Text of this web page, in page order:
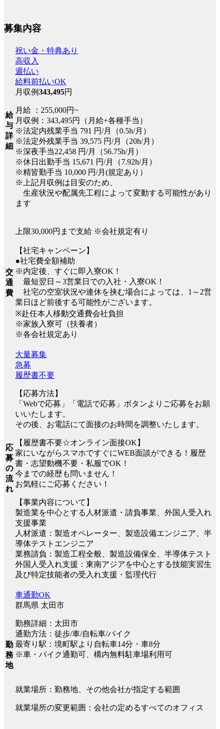
募集内容
給
与
詳
細
祝い金・特典あり
高収入
週払い
給料前払いOK
月収例343,495円
月給 ：255,000円~
月収例：343,495円（月給+各種手当）
※法定内残業手当 791 円/月（0.5h/月）
※法定外残業手当 39,575 円/月（20h/月）
※深夜手当22,458 円/月（56.75h/月）
※休日出勤手当 15,671 円/月（7.92h/月）
※精皆勤手当 10,000 円/月(規定あり）
※上記月収例は目安のため、
生産状況や配属先工程によって変動する可能性があり
ます
交
通
費
上限30,000円まで支給 ※会社規定有り
【社宅キャンペーン】
●社宅費全額補助
※内定後、すぐに即入寮OK！
最短翌日～3営業日での入社・入寮OK！
社宅の空室状況や連休を挟む場合によっては、1～2営
業日ほど前後する可能性がございます。
※赴任本人移動交通費会社負担
※家族入寮可（扶養者）
※各会社規定あり
応
募
の
流
れ
大量募集
急募
履歴書不要
【応募方法】
「Webで応募」「電話で応募」ボタンよりご応募をお願
いいたします。
その後、お電話にて面接のお時間を調整いたします。
【履歴書不要☆オンライン面接OK】
家にいながらスマホですぐにWEB面談ができる！履歴
書・志望動機不要・私服でOK！
今までの経歴も問いません！
お気軽にご応募ください！
【事業内容について】
製造業を中心とする人材派遣・請負事業、外国人受入れ
支援事業
人材派遣：製造オペレーター、製造設備エンジニア、半
導体テストエンジニア
業務請負：製造工程全般、製造設備保全、半導体テスト
外国人受入れ支援：東南アジアを中心とする技能実習生
及び特定技能者の受入れ支援・監理代行
勤
務
地
車通勤OK
群馬県 太田市
勤務詳細：太田市
通勤方法：徒歩/車/自転車/バイク
最寄り駅：境町駅より自転車14分・車8分
※車・バイク通勤可、構内無料駐車場利用可
就業場所：勤務地、その他会社が指定する範囲
就業場所の変更範囲：会社の定めるすべてのオフィス